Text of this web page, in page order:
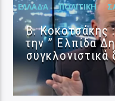
ΕΛΛΆΔΑ ΠΟΛΙΤΙΚΉ
Β. Κοκοτσάκης
την ” Ελπίδα
συγκλονιστικά